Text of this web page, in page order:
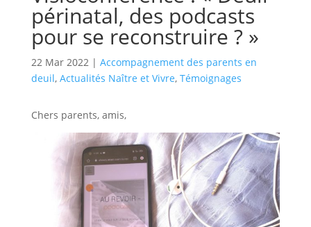
périnatal, des podcasts
pour se reconstruire ? »
22 Mar 2022 | Accompagnement des parents en
deuil, Actualités Naître et Vivre, Témoignages
Chers parents, amis,